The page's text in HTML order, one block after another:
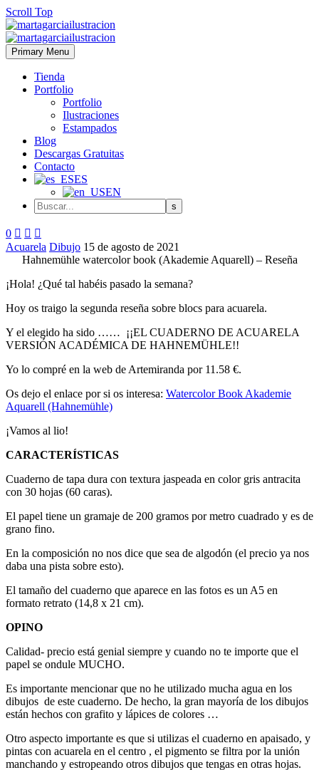
Scroll Top
Primary Menu
Tienda
Portfolio
Portfolio
Ilustraciones
Estampados
Blog
Descargas Gratuitas
Contacto
ES
EN
0   
Acuarela Dibujo 15 de agosto de 2021
Hahnemühle watercolor book (Akademie Aquarell) – Reseña
¡Hola! ¿Qué tal habéis pasado la semana?
Hoy os traigo la segunda reseña sobre blocs para acuarela.
Y el elegido ha sido …… ¡¡EL CUADERNO DE ACUARELA
VERSIÓN ACADÉMICA DE HAHNEMÜHLE!!
Yo lo compré en la web de Artemiranda por 11.58 €.
Os dejo el enlace por si os interesa: Watercolor Book Akademie
Aquarell (Hahnemühle)
¡Vamos al lio!
CARACTERÍSTICAS
Cuaderno de tapa dura con textura jaspeada en color gris antracita
con 30 hojas (60 caras).
El papel tiene un gramaje de 200 gramos por metro cuadrado y es de
grano fino.
En la composición no nos dice que sea de algodón (el precio ya nos
daba una pista sobre esto).
El tamaño del cuaderno que aparece en las fotos es un A5 en
formato retrato (14,8 x 21 cm).
OPINO
Calidad- precio está genial siempre y cuando no te importe que el
papel se ondule MUCHO.
Es importante mencionar que no he utilizado mucha agua en los
dibujos de este cuaderno. De hecho, la gran mayoría de los dibujos
están hechos con grafito y lápices de colores …
Otro aspecto importante es que si utilizas el cuaderno en apaisado, y
pintas con acuarela en el centro , el pigmento se filtra por la unión
manchando y estropeando otros dibujos que tengas en otras hojas.